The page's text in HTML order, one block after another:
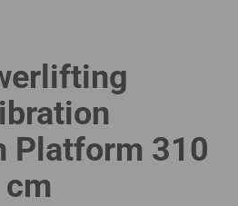
Platform 310